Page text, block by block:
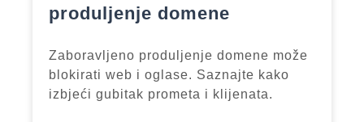
produljenje domene
Zaboravljeno produljenje domene može
blokirati web i oglase. Saznajte kako
izbjeći gubitak prometa i klijenata.